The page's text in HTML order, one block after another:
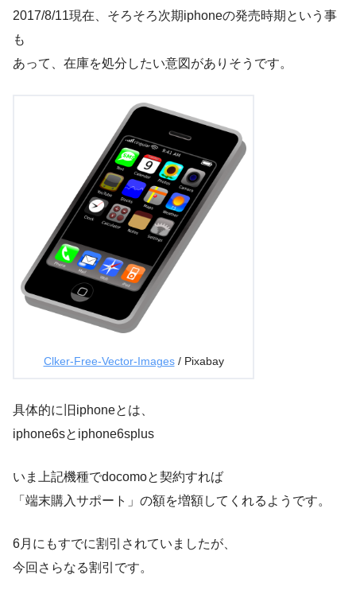
2017/8/11現在、そろそろ次期iphoneの発売時期という事
も
あって、在庫を処分したい意図がありそうです。
Clker-Free-Vector-Images/ Pixabay
具体的に旧iphoneとは、
iphone6sとiphone6splus
いま上記機種でdocomoと契約すれば
「端末購入サポート」の額を増額してくれるようです。
6月にもすでに割引されていましたが、
今回さらなる割引です。